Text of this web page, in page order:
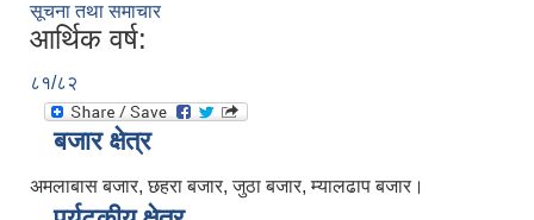
सूचना तथा समाचार
आर्थिक वर्ष:
८१/८२
बजार क्षेत्र
अमलाबास बजार, छहरा बजार, जुठा बजार, म्यालढाप बजार।